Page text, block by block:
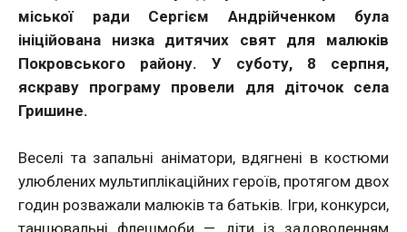
міської ради Сергієм Андрійченком була
ініційована низка дитячих свят для малюків
Покровського району. У суботу, 8 серпня,
яскраву програму провели для діточок села
Гришине.
Веселі та запальні аніматори, вдягнені в костюми
улюблених мультиплікаційних героїв, протягом двох
годин розважали малюків та батьків. Ігри, конкурси,
танцювальні флешмоби — діти із задоволенням